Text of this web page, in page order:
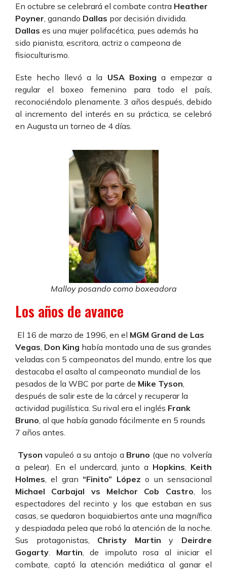
En octubre se celebrará el combate contra Heather
Poyner, ganando Dallas por decisión dividida.
Dallas es una mujer polifacética, pues además ha
sido pianista, escritora, actriz o campeona de
fisioculturismo.
Este hecho llevó a la USA Boxing a empezar a
regular el boxeo femenino para todo el país,
reconociéndolo plenamente. 3 años después, debido
al incremento del interés en su práctica, se celebró
en Augusta un torneo de 4 días.
Malloy posando como boxeadora
Los años de avance
El 16 de marzo de 1996, en el MGM Grand de Las
Vegas Don King había montado una de sus grandes
veladas con 5 campeonatos del mundo, entre los que
destacaba el asalto al campeonato mundial de los
pesados de la WBC por parte de Mike Tyson
después de salir este de la cárcel y recuperar la
actividad pugilística. Su rival era el inglés Frank
Bruno , al que había ganado fácilmente en 5 rounds
7 años antes.
Tyson vapuleó a su antojo a Bruno (que no volvería
a pelear). En el undercard, junto a Hopkins
Keith
Holmes , el gran “Finito” López o un sensacional
Michael Carbajal vs Melchor Cob Castro , los
espectadores del recinto y los que estaban en sus
casas, se quedaron boquiabiertos ante una magnífica
y despiadada pelea que robó la atención de la noche.
Sus protagonistas, Christy Martin y Deirdre
Gogarty
Martin , de impoluto rosa al iniciar el
combate, captó la atención mediática al ganar el